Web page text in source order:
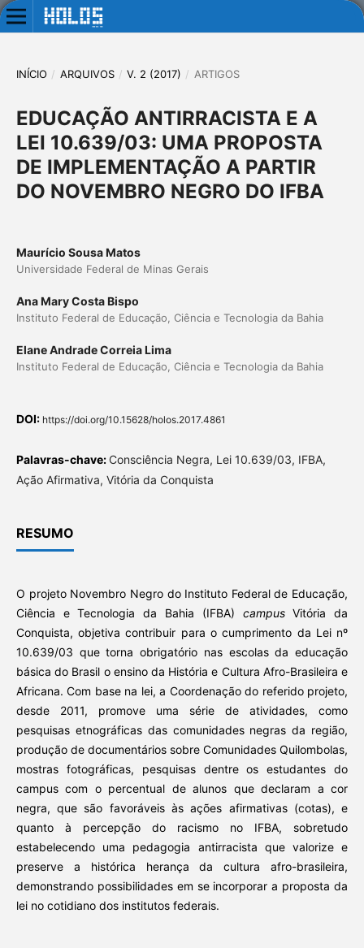
INÍCIO / ARQUIVOS / V. 2 (2017) / ARTIGOS
EDUCAÇÃO ANTIRRACISTA E A
LEI 10.639/03: UMA PROPOSTA
DE IMPLEMENTAÇÃO A PARTIR
DO NOVEMBRO NEGRO DO IFBA
Maurício Sousa Matos
Universidade Federal de Minas Gerais
Ana Mary Costa Bispo
Instituto Federal de Educação, Ciência e Tecnologia da Bahia
Elane Andrade Correia Lima
Instituto Federal de Educação, Ciência e Tecnologia da Bahia
DOI: https://doi.org/10.15628/holos.2017.4861
Palavras-chave: Consciência Negra, Lei 10.639/03, IFBA,
Ação Afirmativa, Vitória da Conquista
RESUMO
O projeto Novembro Negro do Instituto Federal de Educação,
Ciência e Tecnologia da Bahia (IFBA) campusVitória da
Conquista, objetiva contribuir para o cumprimento da Lei nº
10.639/03 que torna obrigatório nas escolas da educação
básica do Brasil o ensino da História e Cultura Afro-Brasileira e
Africana. Com base na lei, a Coordenação do referido projeto,
desde 2011, promove uma série de atividades, como
pesquisas etnográficas das comunidades negras da região,
produção de documentários sobre Comunidades Quilombolas,
mostras fotográficas, pesquisas dentre os estudantes do
campus com o percentual de alunos que declaram a cor
negra, que são favoráveis às ações afirmativas (cotas), e
quanto à percepção do racismo no IFBA, sobretudo
estabelecendo uma pedagogia antirracista que valorize e
preserve a histórica herança da cultura afro-brasileira,
demonstrando possibilidades em se incorporar a proposta da
lei no cotidiano dos institutos federais.